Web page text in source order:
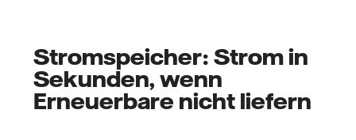
Stromspeicher: Strom in
Sekunden, wenn
Erneuerbare nicht liefern